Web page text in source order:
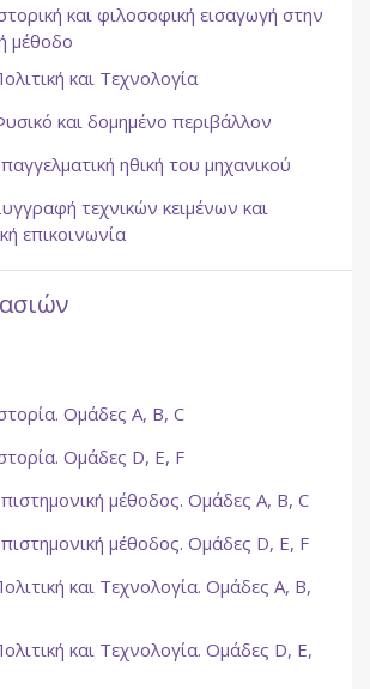
και φιλοσοφική εισαγωγή στην
μέθοδο
Φάκελος
και Τεχνολογία
Φάκελος
και δομημένο περιβάλλον
Φάκελος
ηθική του μηχανικού
Φάκελος
τεχνικών κειμένων και
επικοινωνία
Φάκελος
Ομάδες Α, Β, CTurnitin Assignment 2
Ομάδες D, E, FTurnitin Assignment 2
μέθοδος. Ομάδες A, B, CTurnitin
μέθοδος. Ομάδες D, E, FTurnitin
και Τεχνολογία. Ομάδες Α, Β,
2
και Τεχνολογία. Ομάδες D, E,
2